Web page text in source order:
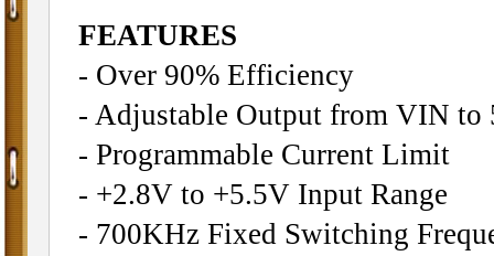
FEATURES
- Over 90% Efficiency
- Adjustable Output from VIN to
- Programmable Current Limit
- +2.8V to +5.5V Input Range
- 700KHz Fixed Switching